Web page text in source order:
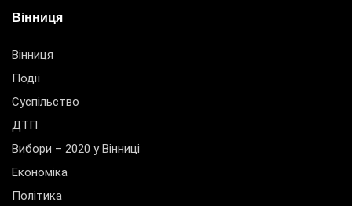
Вінниця
Вінниця
Події
Суспільство
ДТП
Вибори – 2020 у Вінниці
Економіка
Політика